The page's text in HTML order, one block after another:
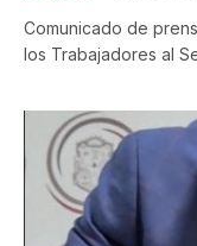
Comunicado de
los Trabajadores al